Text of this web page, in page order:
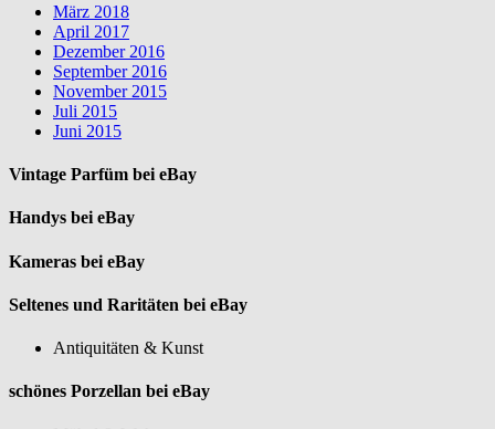
März 2018
April 2017
Dezember 2016
September 2016
November 2015
Juli 2015
Juni 2015
Vintage Parfüm bei eBay
Handys bei eBay
Kameras bei eBay
Seltenes und Raritäten bei eBay
Antiquitäten & Kunst
schönes Porzellan bei eBay